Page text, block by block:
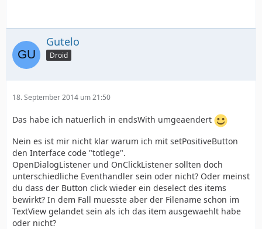
myFileDialog.show();
Gutelo
Droid
18. September 2014 um 21:50
Das habe ich natuerlich in endsWith umgeaendert
Nein es ist mir nicht klar warum ich mit setPositiveButton
den Interface code "totlege".
OpenDialogListener und OnClickListener sollten doch
unterschiedliche Eventhandler sein oder nicht? Oder meinst
du dass der Button click wieder ein deselect des items
bewirkt? In dem Fall muesste aber der Filename schon im
TextView gelandet sein als ich das item ausgewaehlt habe
oder nicht?